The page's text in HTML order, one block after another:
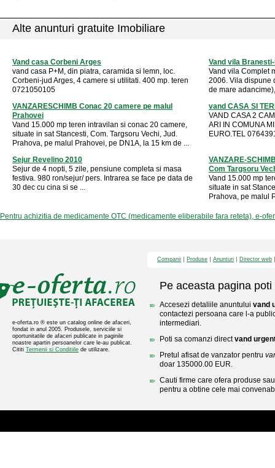
Alte anunturi gratuite Imobiliare
Vand casa Corbeni Arges
vand casa P+M, din piatra, caramida si lemn, loc.
Corbeni-jud Arges, 4 camere si utilitati. 400 mp. teren
0721050105
Vand vila
Vand vila Complet
2006. Vila dispune
de mare
VANZARESCHIMB Conac 20 camere pe malul
Prahovei
Vand 15.000 mp teren intravilan si conac 20 camere,
situate in sat Stancesti, Com. Targsoru Vechi, Jud.
Prahova, pe malul Prahovei, pe DN1A, la 15 km de ...
vand CASA SI
VAND CASA 2
ARI IN COMUNA
EURO.TEL
Sejur Revelino 2010
Sejur de 4 nopti, 5 zile, pensiune completa si masa
festiva. 980 ron/sejur/ pers. Intrarea se face pe data de
30 dec cu cina si se ...
VANZARE-
Com Targsoru
Vand 15.000 mp
situate in sat
Prahova, pe malul
Pentru achizitia de medicamente OTC (medicamente eliberabile fara reteta), e-
e-oferta.ro ® este un catalog online de afaceri,
fondat in anul 2005. Produsele, serviciile si
oportunitatile de afaceri publicate in paginile
noastre apartin persoanelor care le-au publicat.
Cititi Termenii si Conditiile de utilizare.
Companii Produse Anunturi Director web
Pe aceasta pagina poti
Accesezi detaliile anuntului vand
contactezi persoana care l-a
intermediari.
Poti sa comanzi directvand
Pretul afisat de vanzator pentru
doar 135000.00 EUR.
Cauti firme care ofera produse
pentru a obtine cele mai